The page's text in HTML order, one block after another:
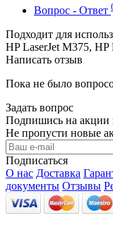
Вопрос - Ответ
Подходит для
HP LaserJet M375, HP
Написать отзыв
Пока не было
Задать вопрос
Подпишись на акции
Не пропусти новые
Подписаться
О нас Доставка
документы Отзывы